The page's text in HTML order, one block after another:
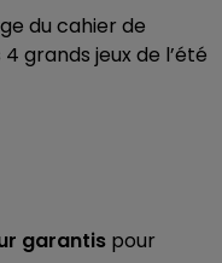
du cahier de
grands jeux de l’été
garantis pour